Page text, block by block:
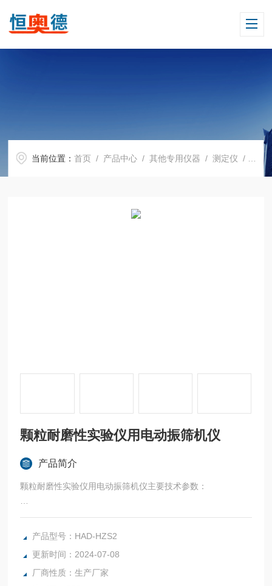
当前位置：首页 / 产品中心 /其他专用仪器 /测定仪 / HAD-HZS2颗粒耐磨性实验仪用电动振筛机仪
颗粒耐磨性实验仪用电动振筛机仪
产品简介
颗粒耐磨性实验仪用电动振筛机仪主要技术参数：
振荡幅度：4-5 毫米
分,1500 转/分以上
定时时间：00 分 00 秒—99 分 99 秒
产品型号：HAD-HZS2
更新时间：2024-07-08
厂商性质：生产厂家